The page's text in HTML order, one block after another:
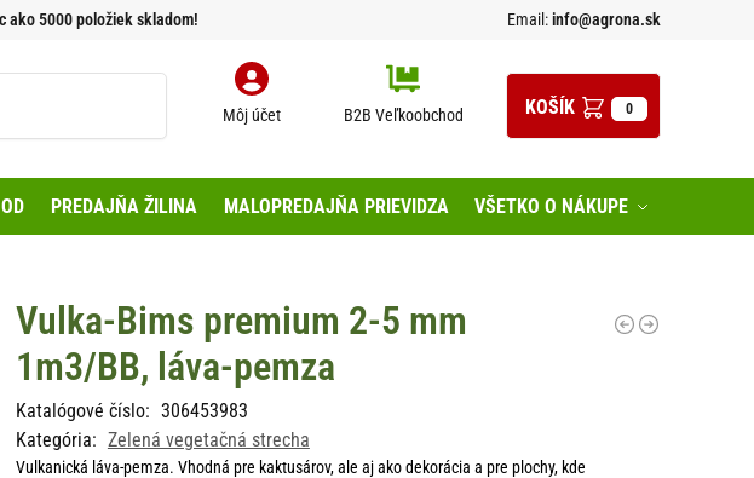
ako 5000 položiek skladom! Email:info@agrona.sk
Môj účet B2B Veľkoobchod 0
PREDAJŇA ŽILINA MALOPREDAJŇA PRIEVIDZA VŠETKO O NÁKUPE
Vulka-Bims premium 2-5 mm
1m3/BB, láva-pemza
Katalógové číslo: 306453983
Kategória: Zelená vegetačná strecha
Vulkanická láva-pemza. Vhodná pre kaktusárov, ale aj ako dekorácia a pre plochy, kde